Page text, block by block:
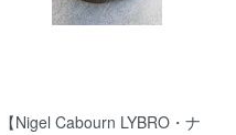
【Nigel Cabourn LYBRO・ナ